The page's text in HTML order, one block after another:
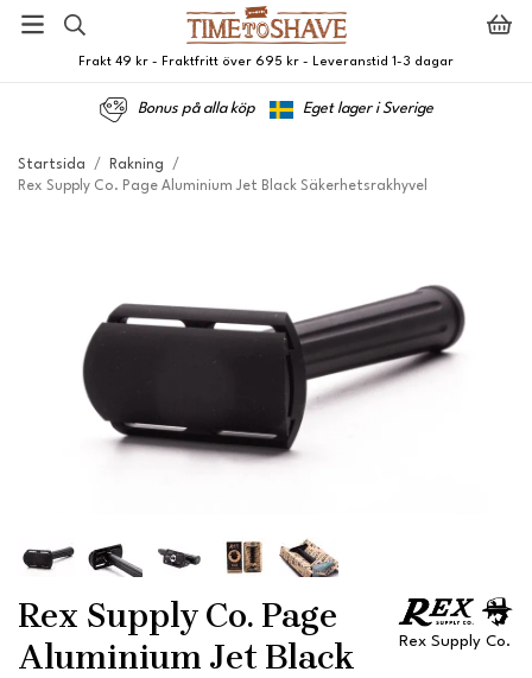
Frakt 49 kr - Fraktfritt över 695 kr - Leveranstid 1-3 dagar
Bonus på alla köp Eget lager i Sverige
Startsida / Rakning
/
Rex Supply Co. Page Aluminium Jet Black Säkerhetsrakhyvel
Rex Supply Co. Page
Aluminium Jet Black
Rex Supply Co.